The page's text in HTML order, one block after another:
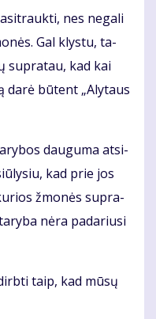
nes ne­ga­li
Gal klys­tu, ta­
su­pra­tau, kad kai
da­rė bū­tent „Aly­taus
dau­gu­ma at­si­
kad prie jos
žmo­nės su­pra­
nė­ra pa­da­riu­si
taip, kad mū­sų